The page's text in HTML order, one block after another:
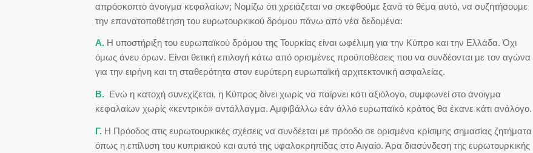
απρόσκοπτο άνοιγμα κεφαλαίων; Νομίζω ότι χρειάζεται να σκεφθούμε ξανά το θέμα αυτό, να συζητήσουμε
την επανατοποθέτηση του ευρωτουρκικού δρόμου πάνω από νέα δεδομένα:
Α. Η υποστήριξη του ευρωπαϊκού δρόμου της Τουρκίας είναι ωφέλιμη για την Κύπρο και την Ελλάδα. Όχι
όμως άνευ όρων. Είναι θετική επιλογή κάτω από ορισμένες προϋποθέσεις που να συνδέονται με τον αγώνα
για την ειρήνη και τη σταθερότητα στον ευρύτερη ευρωπαϊκή αρχιτεκτονική ασφαλείας.
Β. Ενώ η κατοχή συνεχίζεται, η Κύπρος δίνει χωρίς να παίρνει κάτι αξιόλογο, συμφωνεί στο άνοιγμα
κεφαλαίων χωρίς «κεντρικό» αντάλλαγμα. Αμφιβάλλω εάν άλλο ευρωπαϊκό κράτος θα έκανε κάτι ανάλογο.
Γ. Η Πρόοδος στις ευρωτουρκικές σχέσεις να συνδέεται με πρόοδο σε ορισμένα κρίσιμης σημασίας ζητήματα
όπως η επίλυση του κυπριακού και αυτό της υφαλοκρηπίδας στο Αιγαίο. Άρα διασύνδεση της ευρωτουρκικής